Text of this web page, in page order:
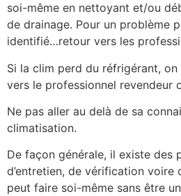
soi-même en nettoyant et/ou
de drainage. Pour un problème
identifié…retour vers les
Si la clim perd du réfrigérant,
vers le professionnel revendeur
Ne pas aller au delà de sa
climatisation.
De façon générale, il existe des
d’entretien, de vérification voire
peut faire soi-même sans être